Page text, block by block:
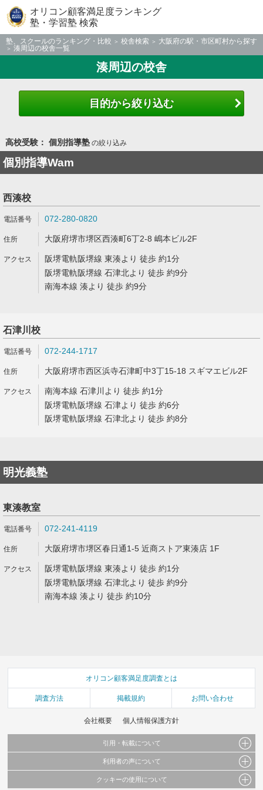
オリコン顧客満足度ランキング
塾・学習塾 検索
塾、スクールのランキング・比較 校舎検索
大阪府の駅・市区町村から探す
湊周辺の校舎一覧
湊周辺の校舎
目的から絞り込む
高校受験： 個別指導塾の絞り込み
個別指導Wam
西湊校
072-280-0820
大阪府堺市堺区西湊町6丁2-8 嶋本ビル2F
阪堺電軌阪堺線 東湊より 徒歩 約1分
阪堺電軌阪堺線 石津北より 徒歩 約9分
南海本線 湊より 徒歩 約9分
石津川校
072-244-1717
大阪府堺市西区浜寺石津町中3丁15-18 スギマエビル2F
南海本線 石津川より 徒歩 約1分
阪堺電軌阪堺線 石津より 徒歩 約6分
阪堺電軌阪堺線 石津北より 徒歩 約8分
明光義塾
東湊教室
072-241-4119
大阪府堺市堺区春日通1-5 近商ストア東湊店 1F
阪堺電軌阪堺線 東湊より 徒歩 約1分
阪堺電軌阪堺線 石津北より 徒歩 約9分
南海本線 湊より 徒歩 約10分
オリコン顧客満足度調査とは
調査方法 掲載規約 お問い合わせ
会社概要 個人情報保護方針
引用・転載について
当サイトで公開されている情報（文字、写真、イラスト、画像データ等）及びこれらの配
これらの情報を権利者の許可なく無断転載・複製などの二次利用を行うことは固く禁じて
利用者の声について
当サイトに掲載している内容はすべてサービスの利用者が提出された見解・感想です。
クッキーの使用について